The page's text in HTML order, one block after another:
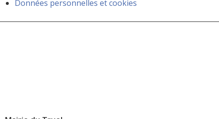
Données personnelles et cookies